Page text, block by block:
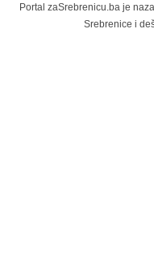
Portal zaSrebrenicu.ba je
Srebrenice i